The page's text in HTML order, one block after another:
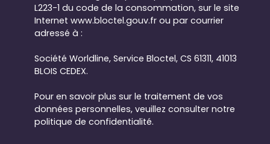
L223-1 du code de la consommation, sur le site
Internet www.bloctel.gouv.fr ou par courrier
adressé à :
Société Worldline, Service Bloctel, CS 61311, 41013
BLOIS CEDEX.
Pour en savoir plus sur le traitement de vos
données personnelles, veuillez consulter notre
politique de confidentialité.